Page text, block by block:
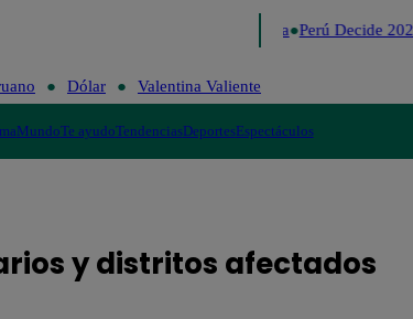
Perú Decide 2026
Dólar Valentina Valiente
MundoTe ayudoTendenciasDeportesEspectáculos
y distritos afectados